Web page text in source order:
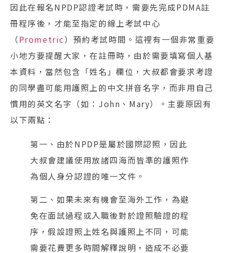
因此在報名NPDP認證考試時，需要先完成PDMA註
冊程序後，才能至指定的線上考試中心
（Prometric）預約考試時間。這裡有一個非常重要
小地方要提醒大家，在註冊時，由於需要填寫個人基
本資料，當然包含「姓名」欄位，大叔都會要求考證
的同學盡可能用護照上的中文拼音名字，而非用自己
慣用的英文名字（如：John、Mary）。主要原因有
以下兩點：
第一、由於NPDP是屬於國際認照，因此
大叔會建議使用放諸四海而皆準的護照作
為個人身分認證的唯一文件。
第二、如果未來有機會至海外工作，為避
免在面試過程或入職後對於證照驗證的程
序，假設證照上姓名與護照上不同，可能
需要花費更多時間解釋說明，造成不必要